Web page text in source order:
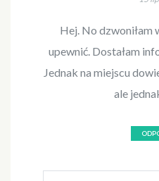
Hej. No dzwoniłam
upewnić. Dostałam
Jednak na miejscu
ale